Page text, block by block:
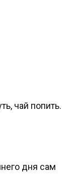
чай попить.
дня сам